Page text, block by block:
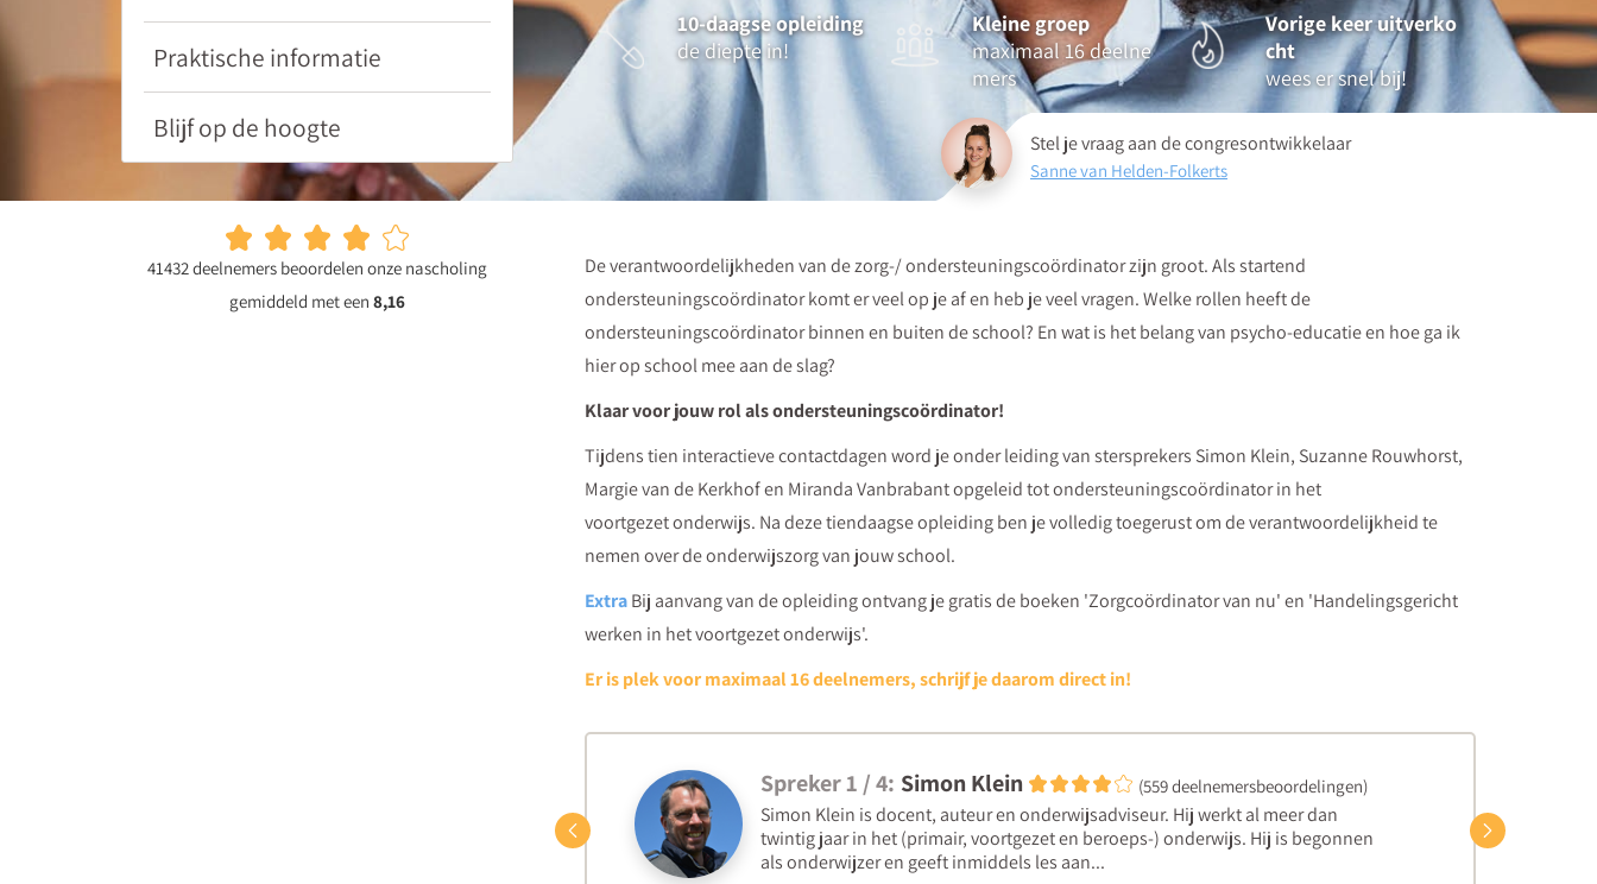
Rouwhorst.
Praktische informatie
Blijf op de hoogte
41432 deelnemers beoordelen onze nascholing
gemiddeld met een 8,16
10-daagse opleiding
de diepte in!
Kleine groep
maximaal 16 deelne
mers
Vorige keer uitverko
cht
wees er snel bij!
Stel je vraag aan de congresontwikkelaar
Sanne van Helden-Folkerts
De verantwoordelijkheden van de zorg-/ ondersteuningscoördinator zijn groot. Als startend
ondersteuningscoördinator komt er veel op je af en heb je veel vragen. Welke rollen heeft de
ondersteuningscoördinator binnen en buiten de school? En wat is het belang van psycho-educatie en hoe ga ik
hier op school mee aan de slag?
Klaar voor jouw rol als ondersteuningscoördinator!
Tijdens tien interactieve contactdagen word je onder leiding van stersprekers Simon Klein, Suzanne Rouwhorst,
Margie van de Kerkhof en Miranda Vanbrabant opgeleid tot ondersteuningscoördinator in het
voortgezet onderwijs. Na deze tiendaagse opleiding ben je volledig toegerust om de verantwoordelijkheid te
nemen over de onderwijszorg van jouw school.
ExtraBij aanvang van de opleiding ontvang je gratis de boeken 'Zorgcoördinator van nu' en 'Handelingsgericht
werken in het voortgezet onderwijs'.
Er is plek voor maximaal 16 deelnemers, schrijf je daarom direct in!
Spreker 1 / 4: Simon Klein (559 deelnemersbeoordelingen)
Simon Klein is docent, auteur en onderwijsadviseur. Hij werkt al meer dan
twintig jaar in het (primair, voortgezet en beroeps-) onderwijs. Hij is begonnen
als onderwijzer en geeft inmiddels les aan...
Vorige Volgende